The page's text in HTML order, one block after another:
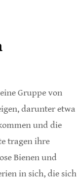
Gruppe von
darunter etwa
und die
tragen ihre
Bienen und
in sich, die sich